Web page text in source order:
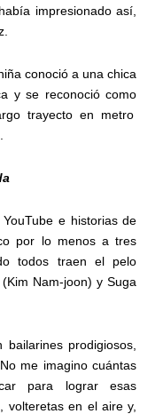
impresionado así,
conoció a una chica
y se reconoció como
trayecto en metro
e historias de
por lo menos a tres
todos traen el pelo
Nam-joon) y Suga
prodigiosos,
me imagino cuántas
para lograr esas
volteretas en el aire y,